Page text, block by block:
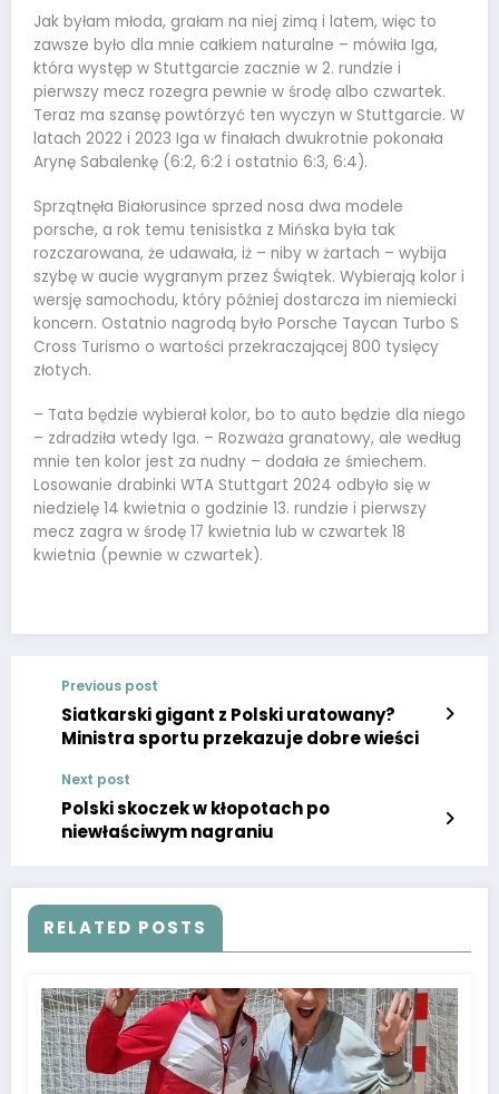
Jak byłam młoda, grałam na niej zimą i latem, więc to
zawsze było dla mnie całkiem naturalne – mówiła Iga,
która występ w Stuttgarcie zacznie w 2. rundzie i
pierwszy mecz rozegra pewnie w środę albo czwartek.
Teraz ma szansę powtórzyć ten wyczyn w Stuttgarcie. W
latach 2022 i 2023 Iga w finałach dwukrotnie pokonała
Arynę Sabalenkę (6:2, 6:2 i ostatnio 6:3, 6:4).
Sprzątnęła Białorusince sprzed nosa dwa modele
porsche, a rok temu tenisistka z Mińska była tak
rozczarowana, że udawała, iż – niby w żartach – wybija
szybę w aucie wygranym przez Świątek. Wybierają kolor i
wersję samochodu, który później dostarcza im niemiecki
koncern. Ostatnio nagrodą było Porsche Taycan Turbo S
Cross Turismo o wartości przekraczającej 800 tysięcy
złotych.
– Tata będzie wybierał kolor, bo to auto będzie dla niego
– zdradziła wtedy Iga. – Rozważa granatowy, ale według
mnie ten kolor jest za nudny – dodała ze śmiechem.
Losowanie drabinki WTA Stuttgart 2024 odbyło się w
niedzielę 14 kwietnia o godzinie 13. rundzie i pierwszy
mecz zagra w środę 17 kwietnia lub w czwartek 18
kwietnia (pewnie w czwartek).
Previous post
Siatkarski gigant z Polski uratowany?
Ministra sportu przekazuje dobre wieści
Next post
Polski skoczek w kłopotach po
niewłaściwym nagraniu
RELATED POSTS